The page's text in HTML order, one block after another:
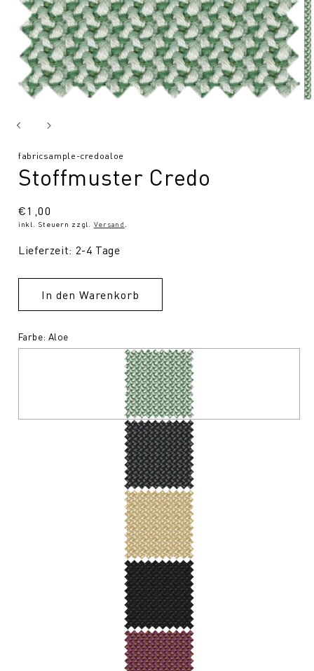
SKU:
fabricsample-credoaloe
Stoffmuster Credo
Normaler
Preis
€1,00
inkl. Steuern zzgl. Versand
Lieferzeit: 2-4 Tage
In den Warenkorb
Farbe: Aloe